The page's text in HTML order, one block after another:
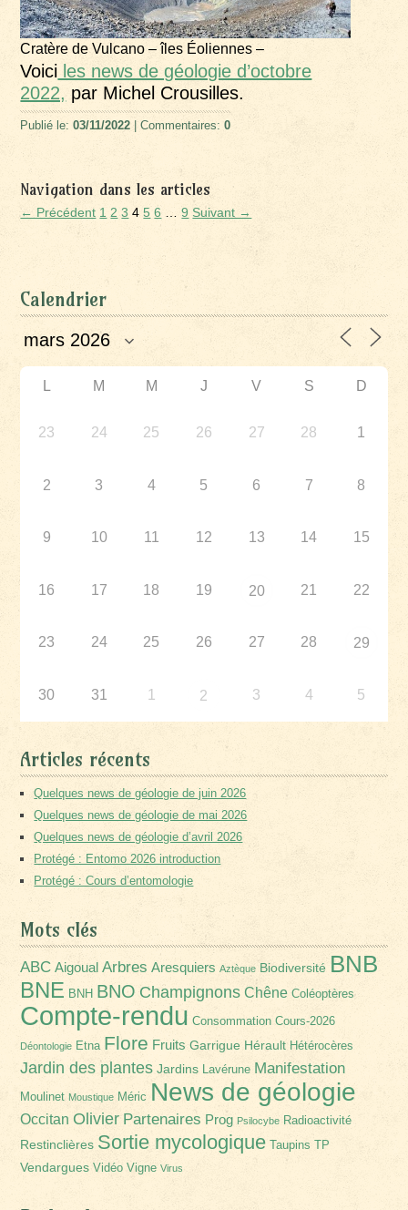
Cratère de Vulcano – îles Éoliennes –
Voici les news de géologie d’octobre
2022, par Michel Crousilles.
Publié le:03/11/2022 | Commentaires:0
Navigation dans les articles
← Précédent 1 2 3 4 5 6 … 9 Suivant →
Calendrier
L M M J V S D
23 24 25 26 27 28 1
2 3 4 5 6 7 8
9 10 11 12 13 14 15
16 17 18 19 20 21 22
23 24 25 26 27 28 29
30 31 1 2 3 4 5
Articles récents
Quelques news de géologie de juin 2026
Quelques news de géologie de mai 2026
Quelques news de géologie d’avril 2026
Protégé : Entomo 2026 introduction
Protégé : Cours d’entomologie
Mots clés
ABC Aigoual Arbres Aresquiers Aztèque Biodiversité BNB
BNE BNH BNO Champignons Chêne Coléoptères
Compte-rendu Consommation Cours-2026
Déontologie Etna Flore Fruits Garrigue Hérault Hétérocères
Jardin des plantes Jardins Lavérune Manifestation
Moulinet Moustique Méric News de géologie
Occitan Olivier Partenaires Prog Psilocybe Radioactivité
Restinclières Sortie mycologique Taupins TP
Vendargues Vidéo Vigne Virus